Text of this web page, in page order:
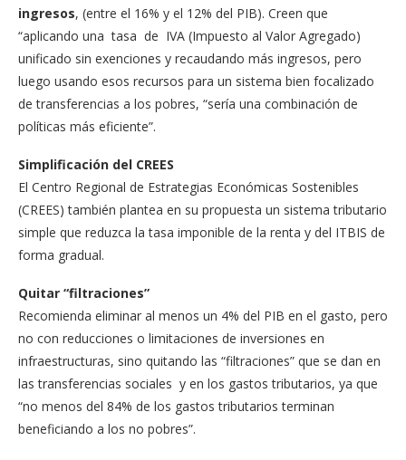
ingresos, (entre el 16% y el 12% del PIB). Creen que
“aplicando una tasa de IVA (Impuesto al Valor Agregado)
unificado sin exenciones y recaudando más ingresos, pero
luego usando esos recursos para un sistema bien focalizado
de transferencias a los pobres, “sería una combinación de
políticas más eficiente”.
Simplificación del CREES
El Centro Regional de Estrategias Económicas Sostenibles
(CREES) también plantea en su propuesta un sistema tributario
simple que reduzca la tasa imponible de la renta y del ITBIS de
forma gradual.
Quitar “filtraciones”
Recomienda eliminar al menos un 4% del PIB en el gasto, pero
no con reducciones o limitaciones de inversiones en
infraestructuras, sino quitando las “filtraciones” que se dan en
las transferencias sociales y en los gastos tributarios, ya que
“no menos del 84% de los gastos tributarios terminan
beneficiando a los no pobres”.